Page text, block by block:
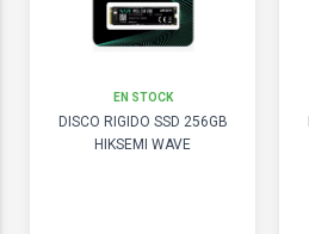
EN STOCK
DISCO RIGIDO SSD 256GB
HIKSEMI WAVE